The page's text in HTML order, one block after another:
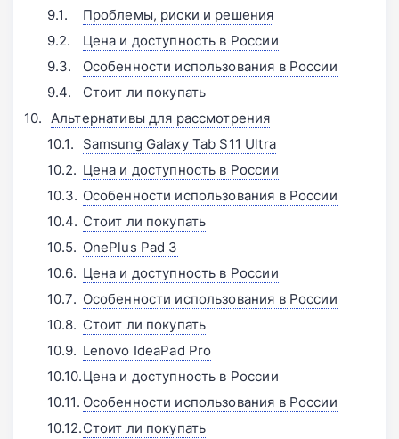
Проблемы, риски и решения
Цена и доступность в России
Особенности использования в России
Стоит ли покупать
Альтернативы для рассмотрения
Samsung Galaxy Tab S11 Ultra
Цена и доступность в России
Особенности использования в России
Стоит ли покупать
OnePlus Pad 3
Цена и доступность в России
Особенности использования в России
Стоит ли покупать
Lenovo IdeaPad Pro
Цена и доступность в России
Особенности использования в России
Стоит ли покупать